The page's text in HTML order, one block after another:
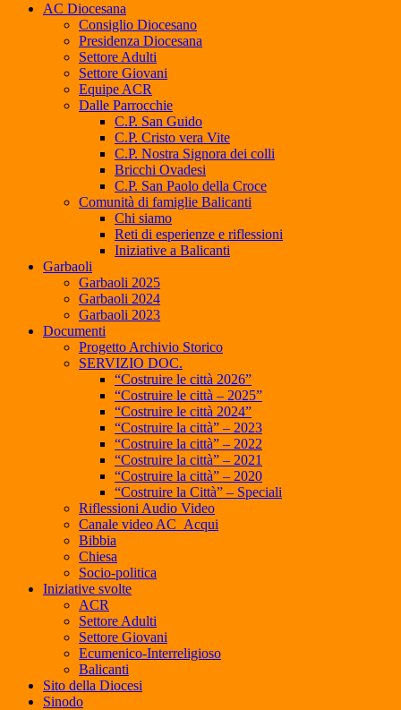
AC Diocesana
Consiglio Diocesano
Presidenza Diocesana
Settore Adulti
Settore Giovani
Equipe ACR
Dalle Parrocchie
C.P. San Guido
C.P. Cristo vera Vite
C.P. Nostra Signora dei colli
Bricchi Ovadesi
C.P. San Paolo della Croce
Comunità di famiglie Balicanti
Chi siamo
Reti di esperienze e riflessioni
Iniziative a Balicanti
Garbaoli
Garbaoli 2025
Garbaoli 2024
Garbaoli 2023
Documenti
Progetto Archivio Storico
SERVIZIO DOC.
“Costruire le città 2026”
“Costruire le città – 2025”
“Costruire le città 2024”
“Costruire la città” – 2023
“Costruire la città” – 2022
“Costruire la città” – 2021
“Costruire la città” – 2020
“Costruire la Città” – Speciali
Riflessioni Audio Video
Canale video AC_Acqui
Bibbia
Chiesa
Socio-politica
Iniziative svolte
ACR
Settore Adulti
Settore Giovani
Ecumenico-Interreligioso
Balicanti
Sito della Diocesi
Sinodo